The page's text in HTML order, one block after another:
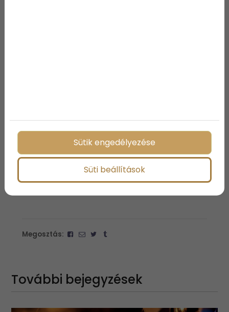
választasz, ügyelj arra, hogy a hossza ne legyen túl
nagy, vagy ha mégis az, akkor irány a szabó! Ha túl
hosszú a nadrág, akkor az alja meggyűrődik, ami
tényleg rémesen tud mutatni, ezt a bakit, ha lehet
ne kövesd el!
Megosztás:
További bejegyzések
Sütik engedélyezése
Süti beállítások